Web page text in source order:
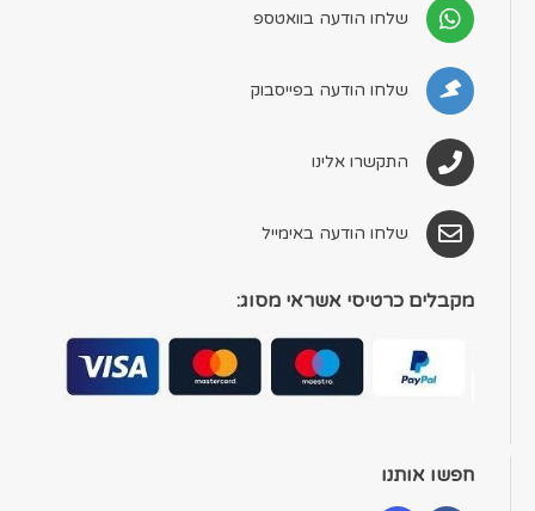
שלחו הודעה בוואטספ
שלחו הודעה בפייסבוק
התקשרו אלינו
שלחו הודעה באימייל
מקבלים כרטיסי אשראי מסוג:
חפשו אותנו